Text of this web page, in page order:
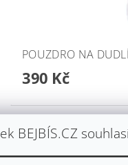
POUZDRO NA
390 Kč
BEJBÍS.CZ